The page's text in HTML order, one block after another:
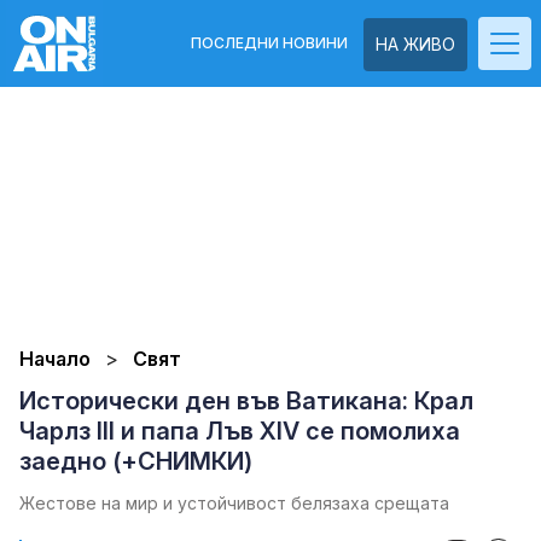
НА ЖИВО
ПОСЛЕДНИ НОВИНИ
Начало Свят
Исторически ден във Ватикана: Крал
Чарлз III и папа Лъв XIV се помолиха
заедно (+СНИМКИ)
Жестове на мир и устойчивост белязаха срещата